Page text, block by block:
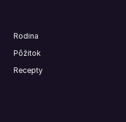
Rodina
Pôžitok
Recepty